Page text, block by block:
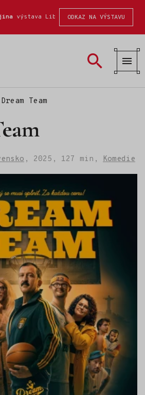
výstava Liberecké školy fotografické
ODKAZ NA VÝSTAVU
Dream Team
, 2025, 127 min, Komedie